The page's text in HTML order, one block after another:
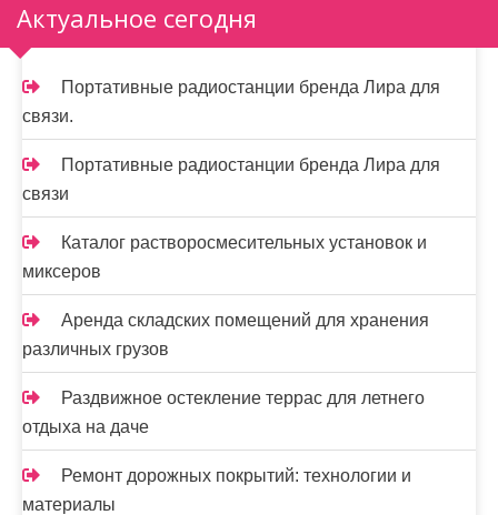
Актуальное сегодня
Портативные радиостанции бренда Лира для
связи.
Портативные радиостанции бренда Лира для
связи
Каталог растворосмесительных установок и
миксеров
Аренда складских помещений для хранения
различных грузов
Раздвижное остекление террас для летнего
отдыха на даче
Ремонт дорожных покрытий: технологии и
материалы